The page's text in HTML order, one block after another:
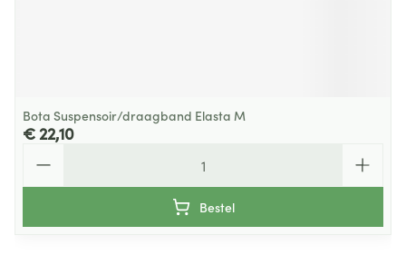
Bota Suspensoir/draagband Elasta M
€ 22,10
Bestel